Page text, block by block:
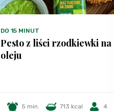
DO 15 MINUT
Pesto z liści rzodkiewki na
oleju
5 min. 713 kcal 4